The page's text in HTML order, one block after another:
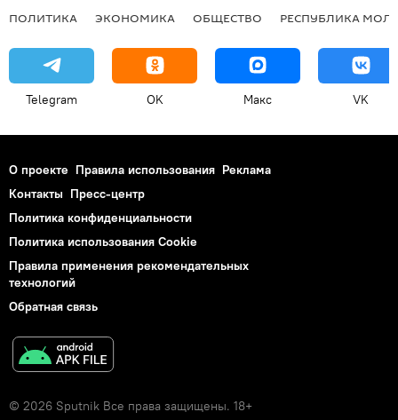
ПОЛИТИКА ЭКОНОМИКА ОБЩЕСТВО РЕСПУБЛИКА
Telegram OK Макс VK
О проекте Правила использования Реклама
Контакты Пресс-центр
Политика конфиденциальности
Политика использования Cookie
Правила применения рекомендательных
технологий
Обратная связь
© 2026 Sputnik Все права защищены. 18+